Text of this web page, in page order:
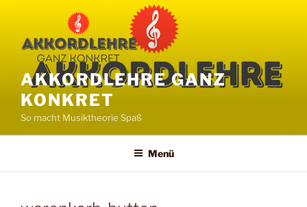
springen
AKKORDLEHRE GANZ
KONKRET
So macht Musiktheorie Spaß
Menü